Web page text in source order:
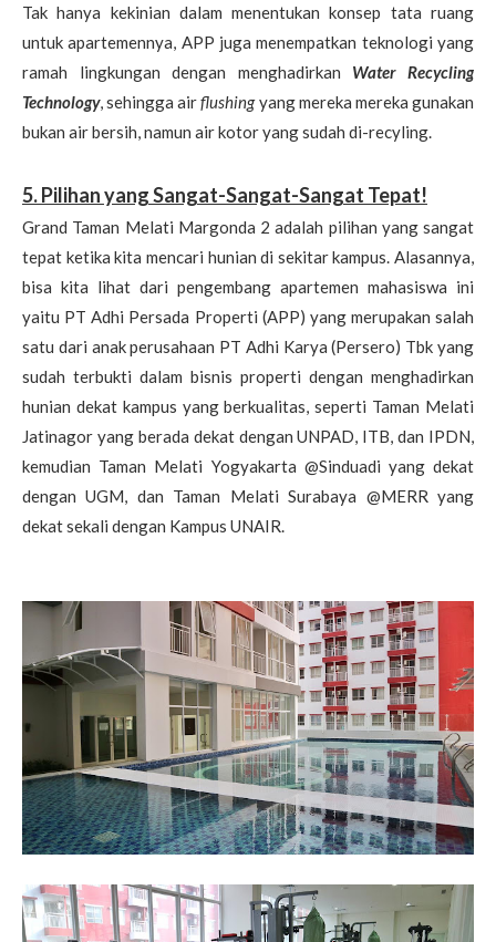
Tak hanya kekinian dalam menentukan konsep tata ruang
untuk apartemennya, APP juga menempatkan teknologi yang
ramah lingkungan dengan menghadirkan Water Recycling
Technology, sehingga airflushingyang mereka mereka gunakan
bukan air bersih, namun air kotor yang sudah di-recyling.
5. Pilihan yang Sangat-Sangat-Sangat Tepat!
Grand Taman Melati Margonda 2 adalah pilihan yang sangat
tepat ketika kita mencari hunian di sekitar kampus. Alasannya,
bisa kita lihat dari pengembang apartemen mahasiswa ini
yaitu PT Adhi Persada Properti (APP) yang merupakan salah
satu dari anak perusahaan PT Adhi Karya (Persero) Tbk yang
sudah terbukti dalam bisnis properti dengan menghadirkan
hunian dekat kampus yang berkualitas, seperti Taman Melati
Jatinagor yang berada dekat dengan UNPAD, ITB, dan IPDN,
kemudian Taman Melati Yogyakarta @Sinduadi yang dekat
dengan UGM, dan Taman MelatiSurabaya @MERR yang
dekat sekali dengan Kampus UNAIR.